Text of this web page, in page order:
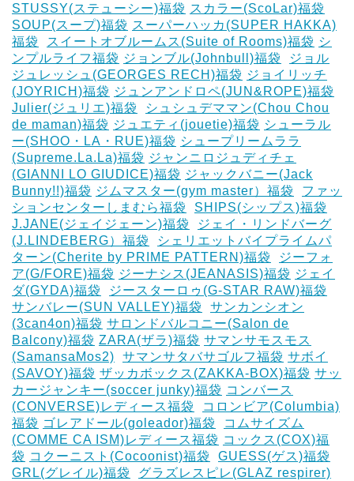
STUSSY(ステューシー)福袋 スカラー(ScoLar)福袋
SOUP(スープ)福袋 スーパーハッカ(SUPER HAKKA)
福袋
スイートオブルームス(Suite of Rooms)福袋 シ
ンプルライフ福袋 ジョンブル(Johnbull)福袋
ジョル
ジュレッシュ(GEORGES RECH)福袋 ジョイリッチ
(JOYRICH)福袋 ジュンアンドロペ(JUN&ROPE)福袋
Julier(ジュリエ)福袋
シュシュデママン(Chou Chou
de maman)福袋 ジュエティ(jouetie)福袋 シューラル
ー(SHOO・LA・RUE)福袋 シュープリームララ
(Supreme.La.La)福袋 ジャンニロジュディチェ
(GIANNI LO GIUDICE)福袋 ジャックバニー(Jack
Bunny!!)福袋 ジムマスター(gym master）福袋
ファッ
ションセンターしまむら福袋
SHIPS(シップス)福袋
J.JANE(ジェイジェーン)福袋
ジェイ・リンドバーグ
(J.LINDEBERG）福袋
シェリエットバイプライムパ
ターン(Cherite by PRIME PATTERN)福袋
ジーフォ
ア(G/FORE)福袋 ジーナシス(JEANASIS)福袋 ジェイ
ダ(GYDA)福袋
ジースターロゥ(G-STAR RAW)福袋
サンバレー(SUN VALLEY)福袋
サンカンシオン
(3can4on)福袋 サロンドバルコニー(Salon de
Balcony)福袋 ZARA(ザラ)福袋 サマンサモスモス
(SamansaMos2)
サマンサタバサゴルフ福袋 サボイ
(SAVOY)福袋 ザッカボックス(ZAKKA-BOX)福袋 サッ
カージャンキー(soccer junky)福袋 コンバース
(CONVERSE)レディース福袋
コロンビア(Columbia)
福袋 ゴレアドール(goleador)福袋
コムサイズム
(COMME CA ISM)レディース福袋 コックス(COX)福
袋 コクーニスト(Cocoonist)福袋
GUESS(ゲス)福袋
GRL(グレイル)福袋
グラズレスピレ(GLAZ respirer)